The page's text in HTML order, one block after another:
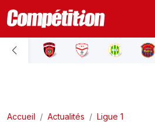
ACCUEIL
LIGUE 2
Accueil Actualités
Ligue 1